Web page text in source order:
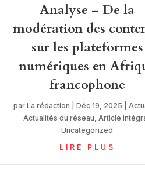
Analyse – De la
modération des
sur les plateformes
numériques en
francophone
par La rédaction Déc 19, 2025
Actualités du réseau Article
Uncategorized
LIRE PLUS